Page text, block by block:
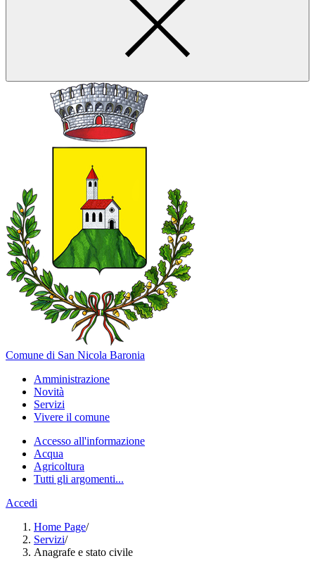
Comune di San Nicola Baronia
Amministrazione
Novità
Servizi
Vivere il comune
Accesso all'informazione
Acqua
Agricoltura
Tutti gli argomenti...
Accedi
Home Page/
Servizi/
Anagrafe e stato civile